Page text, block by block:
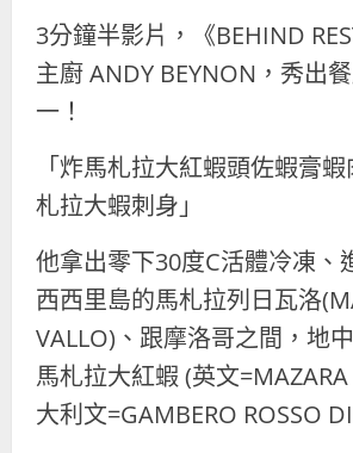
3分鐘半影片，《BEHIND
主廚 ANDY BEYNON，秀出
一！
「炸馬札拉大紅蝦頭佐蝦膏
札拉大蝦刺身」
他拿出零下30度C活體冷凍、
西西里島的馬札拉列日瓦洛
VALLO)、跟摩洛哥之間，地
馬札拉大紅蝦 (英文
大利文=GAMBERO ROSSO